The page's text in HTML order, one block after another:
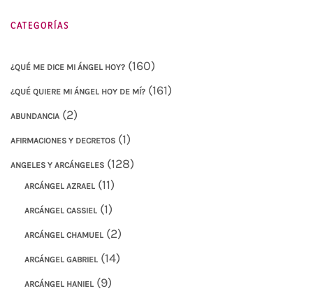
CATEGORÍAS
¿QUÉ ME DICE MI ÁNGEL HOY? (160)
¿QUÉ QUIERE MI ÁNGEL HOY DE MÍ? (161)
ABUNDANCIA (2)
AFIRMACIONES Y DECRETOS (1)
ANGELES Y ARCÁNGELES (128)
ARCÁNGEL AZRAEL (11)
ARCÁNGEL CASSIEL (1)
ARCÁNGEL CHAMUEL (2)
ARCÁNGEL GABRIEL (14)
ARCÁNGEL HANIEL (9)